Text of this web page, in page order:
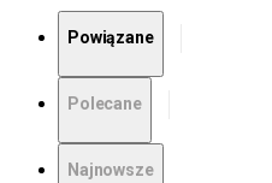
Powiązane
Polecane
Najnowsze